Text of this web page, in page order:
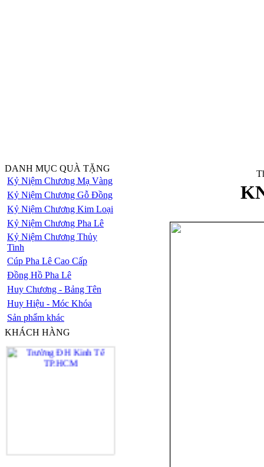
DANH MỤC QUÀ TẶNG
Kỷ Niệm Chương Mạ Vàng
Kỷ Niệm Chương Gỗ Đồng
Kỷ Niệm Chương Kim Loại
Kỷ Niệm Chương Pha Lê
Kỷ Niệm Chương Thủy
Tinh
Cúp Pha Lê Cao Cấp
Đồng Hồ Pha Lê
Huy Chương - Bảng Tên
Huy Hiệu - Móc Khóa
Sản phẩm khác
KHÁCH HÀNG